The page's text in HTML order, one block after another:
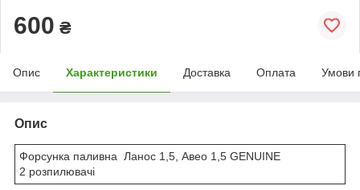
600 ₴
Опис Характеристики Доставка Оплата Умови
Опис
Форсунка паливна Ланос 1,5, Авео 1,5 GENUINE
2 розпилювачі